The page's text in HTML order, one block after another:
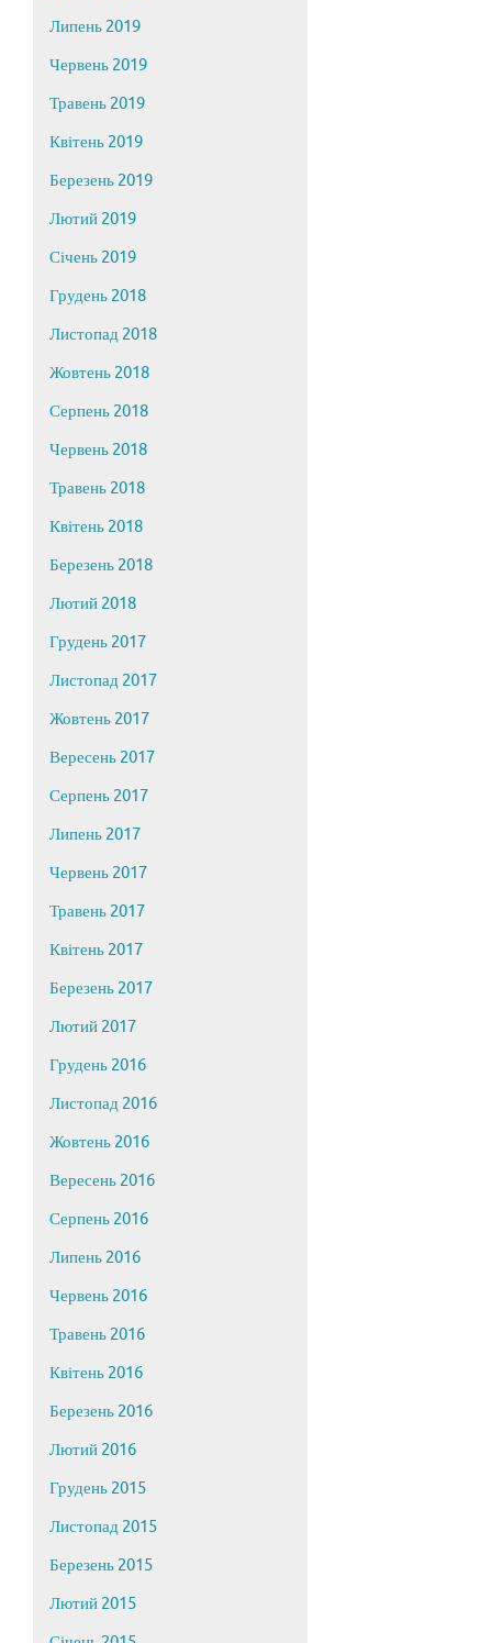
Липень 2019
Червень 2019
Травень 2019
Квітень 2019
Березень 2019
Лютий 2019
Січень 2019
Грудень 2018
Листопад 2018
Жовтень 2018
Серпень 2018
Червень 2018
Травень 2018
Квітень 2018
Березень 2018
Лютий 2018
Грудень 2017
Листопад 2017
Жовтень 2017
Вересень 2017
Серпень 2017
Липень 2017
Червень 2017
Травень 2017
Квітень 2017
Березень 2017
Лютий 2017
Грудень 2016
Листопад 2016
Жовтень 2016
Вересень 2016
Серпень 2016
Липень 2016
Червень 2016
Травень 2016
Квітень 2016
Березень 2016
Лютий 2016
Грудень 2015
Листопад 2015
Березень 2015
Лютий 2015